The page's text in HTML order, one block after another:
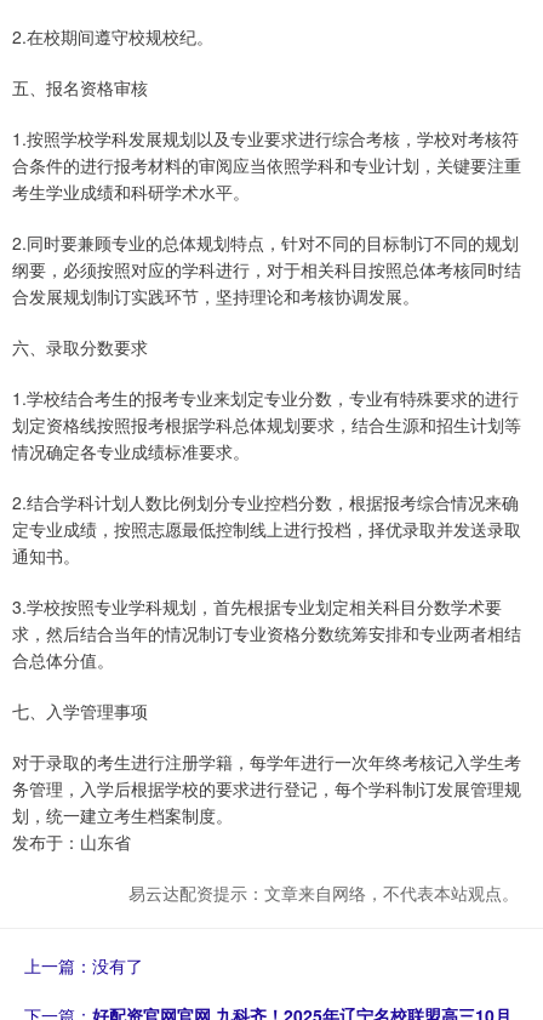
2.在校期间遵守校规校纪。
五、报名资格审核
1.按照学校学科发展规划以及专业要求进行综合考核，学校对考核符
合条件的进行报考材料的审阅应当依照学科和专业计划，关键要注重
考生学业成绩和科研学术水平。
2.同时要兼顾专业的总体规划特点，针对不同的目标制订不同的规划
纲要，必须按照对应的学科进行，对于相关科目按照总体考核同时结
合发展规划制订实践环节，坚持理论和考核协调发展。
六、录取分数要求
1.学校结合考生的报考专业来划定专业分数，专业有特殊要求的进行
划定资格线按照报考根据学科总体规划要求，结合生源和招生计划等
情况确定各专业成绩标准要求。
2.结合学科计划人数比例划分专业控档分数，根据报考综合情况来确
定专业成绩，按照志愿最低控制线上进行投档，择优录取并发送录取
通知书。
3.学校按照专业学科规划，首先根据专业划定相关科目分数学术要
求，然后结合当年的情况制订专业资格分数统筹安排和专业两者相结
合总体分值。
七、入学管理事项
对于录取的考生进行注册学籍，每学年进行一次年终考核记入学生考
务管理，入学后根据学校的要求进行登记，每个学科制订发展管理规
划，统一建立考生档案制度。
发布于：山东省
易云达配资提示：文章来自网络，不代表本站观点。
上一篇：没有了